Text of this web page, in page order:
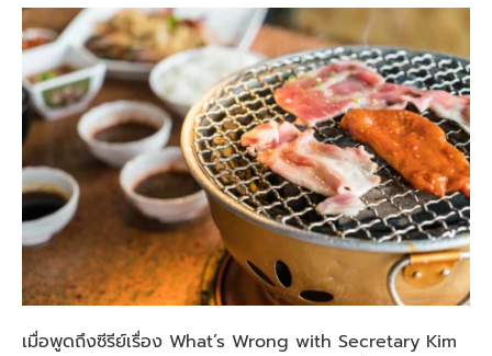
เมื่อพูดถึงซีรีย์เรื่อง What’s Wrong with Secretary Kim